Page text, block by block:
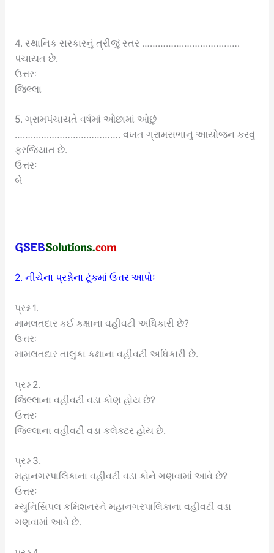
4. સ્થાનિક સરકારનું ત્રીજું સ્તર ……………………………….
પંચાયત છે.
ઉત્તરઃ
જિલ્લા
5. ગ્રામપંચાયતે વર્ષમાં ઓછામાં ઓછું
…………………………………. વખત ગ્રામસભાનું આયોજન કરવું
ફરજિયાત છે.
ઉત્તરઃ
બે
2. નીચેના પ્રશ્નોના ટૂંકમાં ઉત્તર આપોઃ
પ્રશ્ન 1.
મામલતદાર કઈ કક્ષાના વહીવટી અધિકારી છે?
ઉત્તરઃ
મામલતદાર તાલુકા કક્ષાના વહીવટી અધિકારી છે.
પ્રશ્ન 2.
જિલ્લાના વહીવટી વડા કોણ હોય છે?
ઉત્તરઃ
જિલ્લાના વહીવટી વડા કલેક્ટર હોય છે.
પ્રશ્ન 3.
મહાનગરપાલિકાના વહીવટી વડા કોને ગણવામાં આવે છે?
ઉત્તરઃ
મ્યુનિસિપલ કમિશનરને મહાનગરપાલિકાના વહીવટી વડા
ગણવામાં આવે છે.